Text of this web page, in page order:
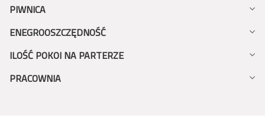
PIWNICA
ENEGROOSZCZĘDNOŚĆ
ILOŚĆ POKOI NA PARTERZE
PRACOWNIA